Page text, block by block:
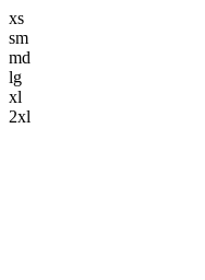
xs
sm
md
lg
xl
2xl